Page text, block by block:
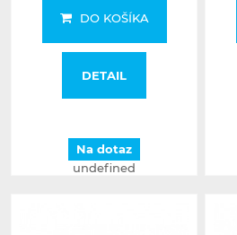
DO KOŠÍKA
DETAIL
Na dotaz
undefined